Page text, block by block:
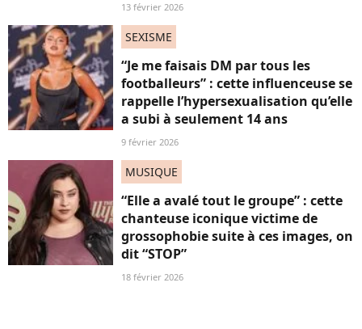
13 février 2026
SEXISME
“Je me faisais DM par tous les
footballeurs” : cette influenceuse se
rappelle l’hypersexualisation qu’elle
a subi à seulement 14 ans
9 février 2026
MUSIQUE
“Elle a avalé tout le groupe” : cette
chanteuse iconique victime de
grossophobie suite à ces images, on
dit “STOP”
18 février 2026